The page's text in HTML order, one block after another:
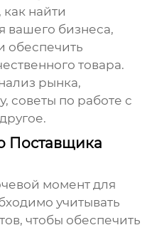
как найти
вашего бизнеса,
обеспечить
товара.
рынка,
советы по работе с
Поставщика
момент для
учитывать
чтобы обеспечить